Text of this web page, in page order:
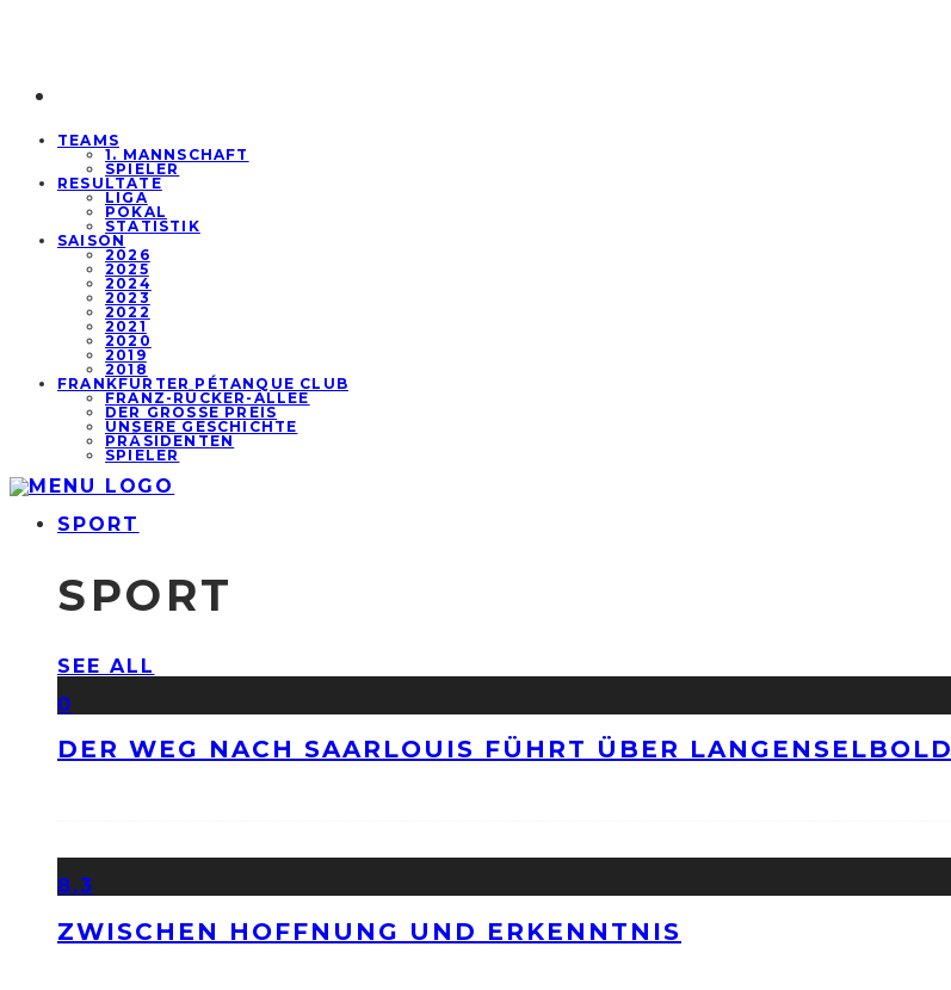
TEAMS
1. MANNSCHAFT
SPIELER
RESULTATE
LIGA
POKAL
STATISTIK
SAISON
2026
2025
2024
2023
2022
2021
2020
2019
2018
FRANKFURTER PÉTANQUE CLUB
FRANZ-RÜCKER-ALLEE
DER GROSSE PREIS
UNSERE GESCHICHTE
PRÄSIDENTEN
SPIELER
SPORT
SPORT
SEE ALL
0
DER WEG NACH SAARLOUIS FÜHRT ÜBER LANGENSELBOLD
8.3
ZWISCHEN HOFFNUNG UND ERKENNTNIS